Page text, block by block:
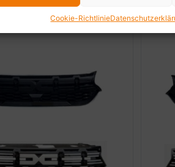
Cookie-Richtlinie